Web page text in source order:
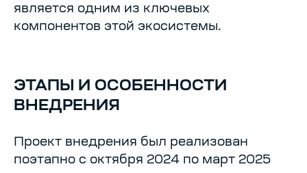
является одним из ключевых
компонентов этой экосистемы.
ЭТАПЫ И ОСОБЕННОСТИ
ВНЕДРЕНИЯ
Проект внедрения был реализован
поэтапно с октября 2024 по март 2025